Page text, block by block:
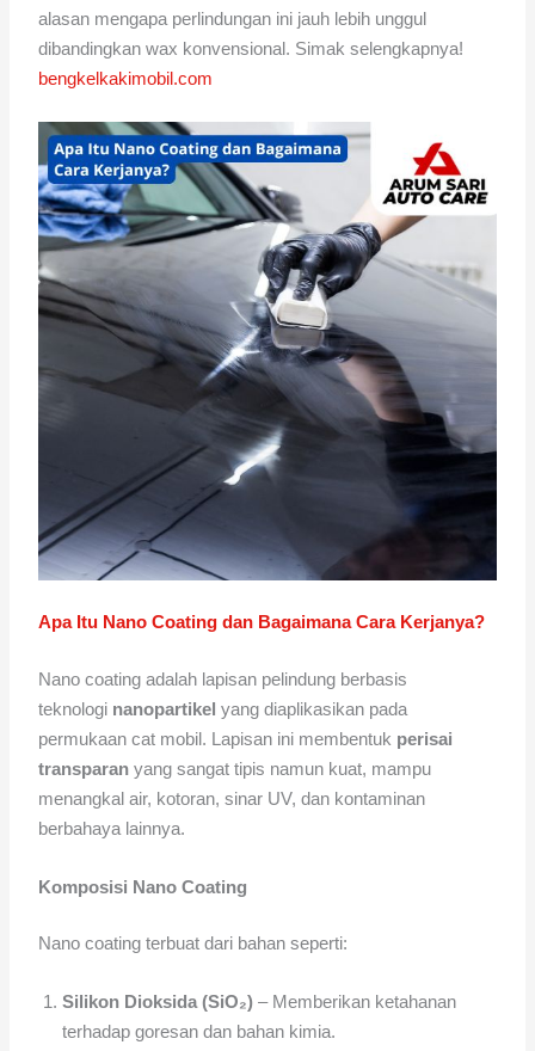
alasan mengapa perlindungan ini jauh lebih unggul
dibandingkan wax konvensional. Simak selengkapnya!
bengkelkakimobil.com
Apa Itu Nano Coating dan Bagaimana Cara Kerjanya?
Nano coating adalah lapisan pelindung berbasis
teknologi nanopartikel yang diaplikasikan pada
permukaan cat mobil. Lapisan ini membentuk perisai
transparan yang sangat tipis namun kuat, mampu
menangkal air, kotoran, sinar UV, dan kontaminan
berbahaya lainnya.
Komposisi Nano Coating
Nano coating terbuat dari bahan seperti:
Silikon Dioksida (SiO₂) – Memberikan ketahanan
terhadap goresan dan bahan kimia.